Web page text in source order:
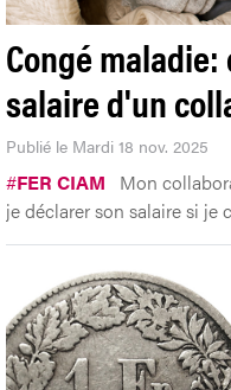
Congé
salaire d'un
Publié le Mardi 18 nov. 2025
#FER CIAM
Mon
je déclarer son salaire si je